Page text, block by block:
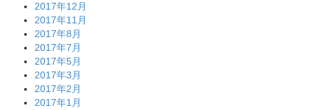
2017年12月
2017年11月
2017年8月
2017年7月
2017年5月
2017年3月
2017年2月
2017年1月